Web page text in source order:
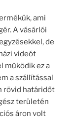
ami
A vásárlói
de
videót
működik ez a
a szállítással
rövid határidőt
területén
áron volt